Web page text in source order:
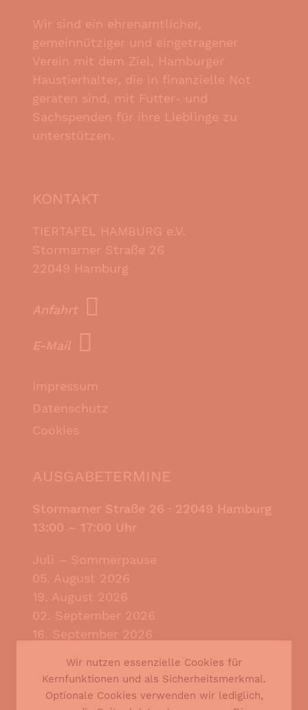
Wir nutzen essenzielle Cookies für
Kernfunktionen und als Sicherheitsmerkmal.
Optionale Cookies verwenden wir lediglich,
Wir sind ein ehrenamtlicher,
gemeinnütziger und eingetragener
Verein mit dem Ziel, Hamburger
Haustierhalter, die in finanzielle Not
geraten sind, mit Futter- und
Sachspenden für ihre Lieblinge zu
unterstützen.
KONTAKT
TIERTAFEL HAMBURG e.V.
Stormarner Straße 26
22049 Hamburg
Anfahrt
E-Mail
Impressum
Datenschutz
Cookies
AUSGABETERMINE
Stormarner Straße 26 · 22049 Hamburg
13:00 – 17:00 Uhr
Juli – Sommerpause
05. August 2026
19. August 2026
02. September 2026
16. September 2026
14. Oktober 2026
28. Oktober 2026